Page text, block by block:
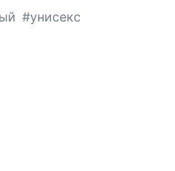
#унисекс